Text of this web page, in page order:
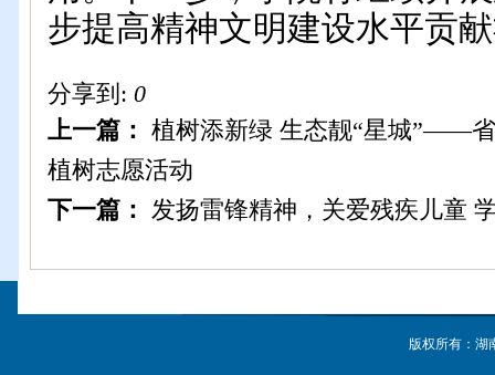
步提高精神文明建设水平贡
分享到: 0
上一篇： 植树添新绿 生态靓“星城”——
植树志愿活动
下一篇： 发扬雷锋精神，关爱残疾儿童
版权所有：湖